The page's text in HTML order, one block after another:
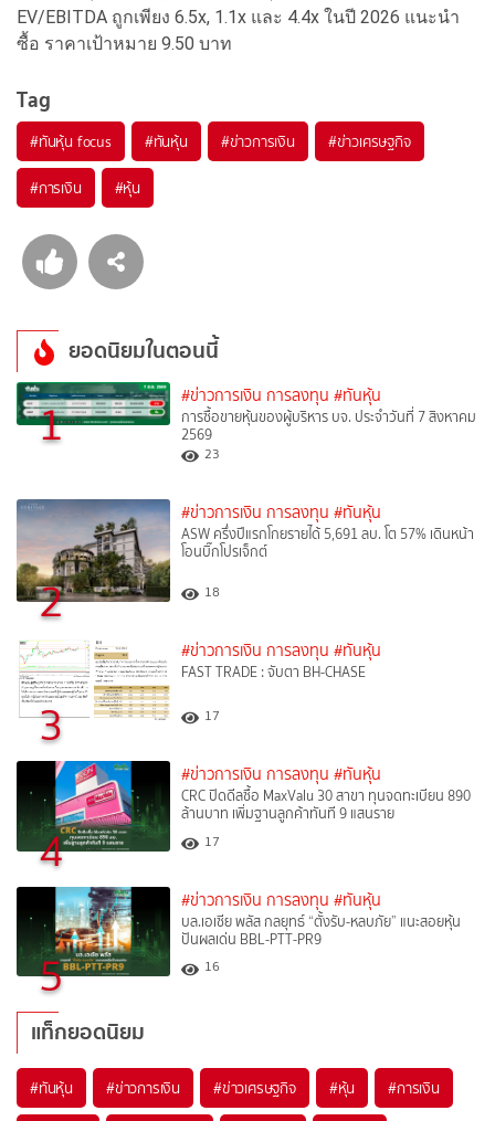
EV/EBITDA ถูกเพียง 6.5x, 1.1x และ 4.4x ในปี 2026 แนะนำ
ซื้อ ราคาเป้าหมาย 9.50 บาท
Tag
#ทันหุ้น focus #ทันหุ้น #ข่าวการเงิน #ข่าวเศรษฐกิจ
#การเงิน #หุ้น
ยอดนิยมในตอนนี้
1 #ข่าวการเงิน การลงทุน #ทันหุ้น
การซื้อขายหุ้นของผู้บริหาร บจ. ประจำวันที่ 7 สิงหาคม
2569
23
2
#ข่าวการเงิน การลงทุน #ทันหุ้น
ASW ครึ่งปีแรกโกยรายได้ 5,691 ลบ. โต 57% เดินหน้า
โอนบิ๊กโปรเจ็กต์
18
3
#ข่าวการเงิน การลงทุน #ทันหุ้น
FAST TRADE : จับตา BH-CHASE
17
4
#ข่าวการเงิน การลงทุน #ทันหุ้น
CRC ปิดดีลซื้อ MaxValu 30 สาขา ทุนจดทะเบียน 890
ล้านบาท เพิ่มฐานลูกค้าทันที 9 แสนราย
17
5
#ข่าวการเงิน การลงทุน #ทันหุ้น
บล.เอเซีย พลัส กลยุทธ์ “ตั้งรับ-หลบภัย” แนะสอยหุ้น
ปันผลเด่น BBL-PTT-PR9
16
แท็กยอดนิยม
#ทันหุ้น #ข่าวการเงิน #ข่าวเศรษฐกิจ #หุ้น #การเงิน